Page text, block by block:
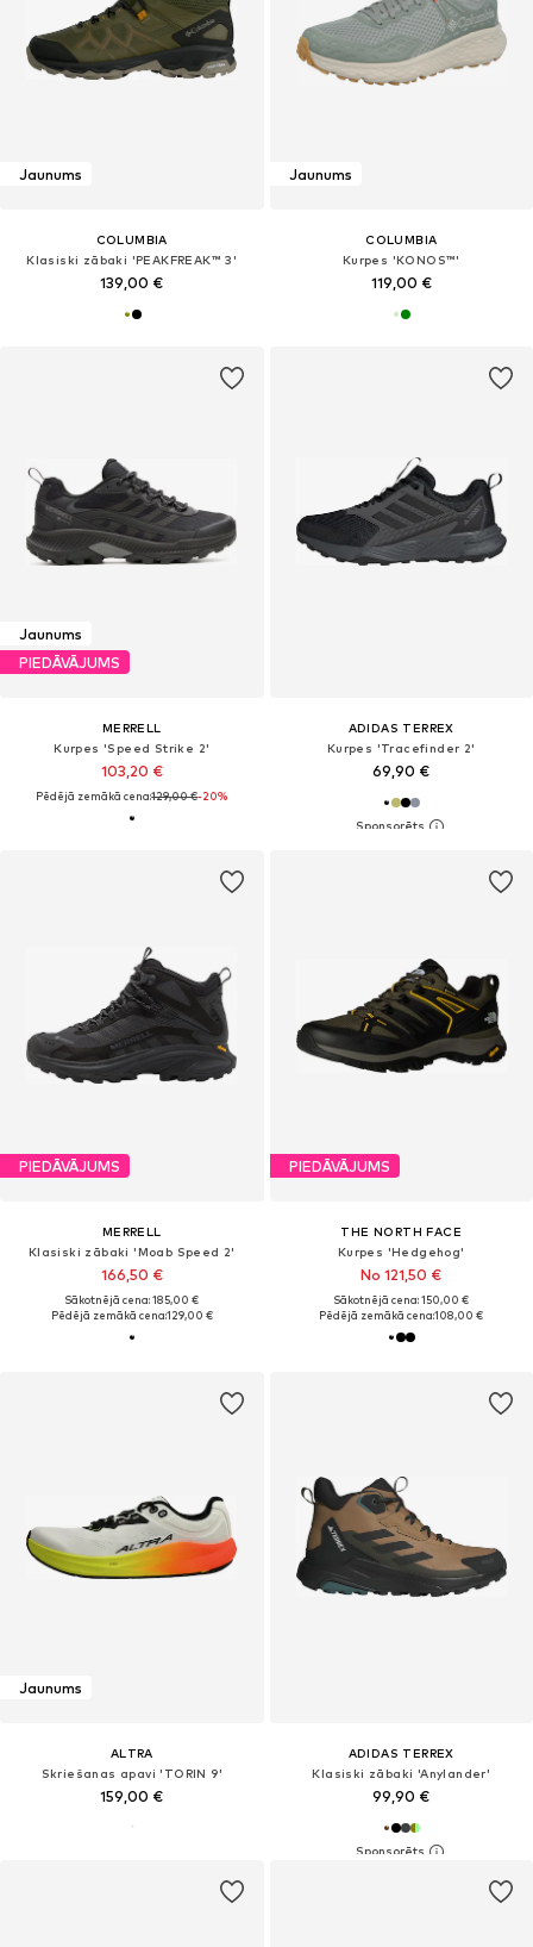
Jaunums
COLUMBIA
Klasiski zābaki 'PEAKFREAK™ 3'
139,00 €
Jaunums
COLUMBIA
Kurpes 'KONOS™'
119,00 €
Jaunums
PIEDĀVĀJUMS
MERRELL
Kurpes 'Speed Strike 2'
103,20 €
Pēdējā zemākā cena:129,00 €-20%
ADIDAS TERREX
Kurpes 'Tracefinder 2'
69,90 €
PIEDĀVĀJUMS
MERRELL
Klasiski zābaki 'Moab Speed 2'
166,50 €
Sākotnējā cena: 185,00 €
Pēdējā zemākā cena:129,00 €
PIEDĀVĀJUMS
THE NORTH FACE
Kurpes 'Hedgehog'
No 121,50 €
Sākotnējā cena: 150,00 €
Pēdējā zemākā cena:108,00 €
Jaunums
ALTRA
Skriešanas apavi 'TORIN 9'
159,00 €
ADIDAS TERREX
Klasiski zābaki 'Anylander'
99,90 €